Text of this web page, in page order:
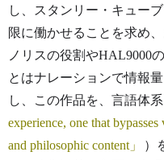
し、スタンリー・キュー
限に働かせることを求め
ノリスの役割やHAL9000
とはナレーションで情報
し、この作品を、言語体
experience, one that
and philosophic content
）